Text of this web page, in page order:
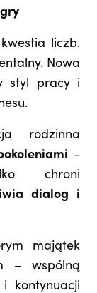
liczb.
Nowa
styl pracy i
rodzinna
–
chroni
dialog i
majątek
– wspólną
kontynuacji